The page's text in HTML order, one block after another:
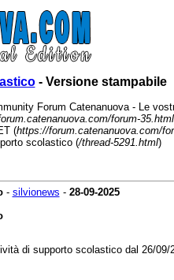
- Versione stampabile
Forum Catenanuova - Le
forum-35.html
(https://forum.catenanuova.com/
scolastico (/thread-5291.html)
- silvionews - 28-09-2025
di supporto scolastico dal 26/09/